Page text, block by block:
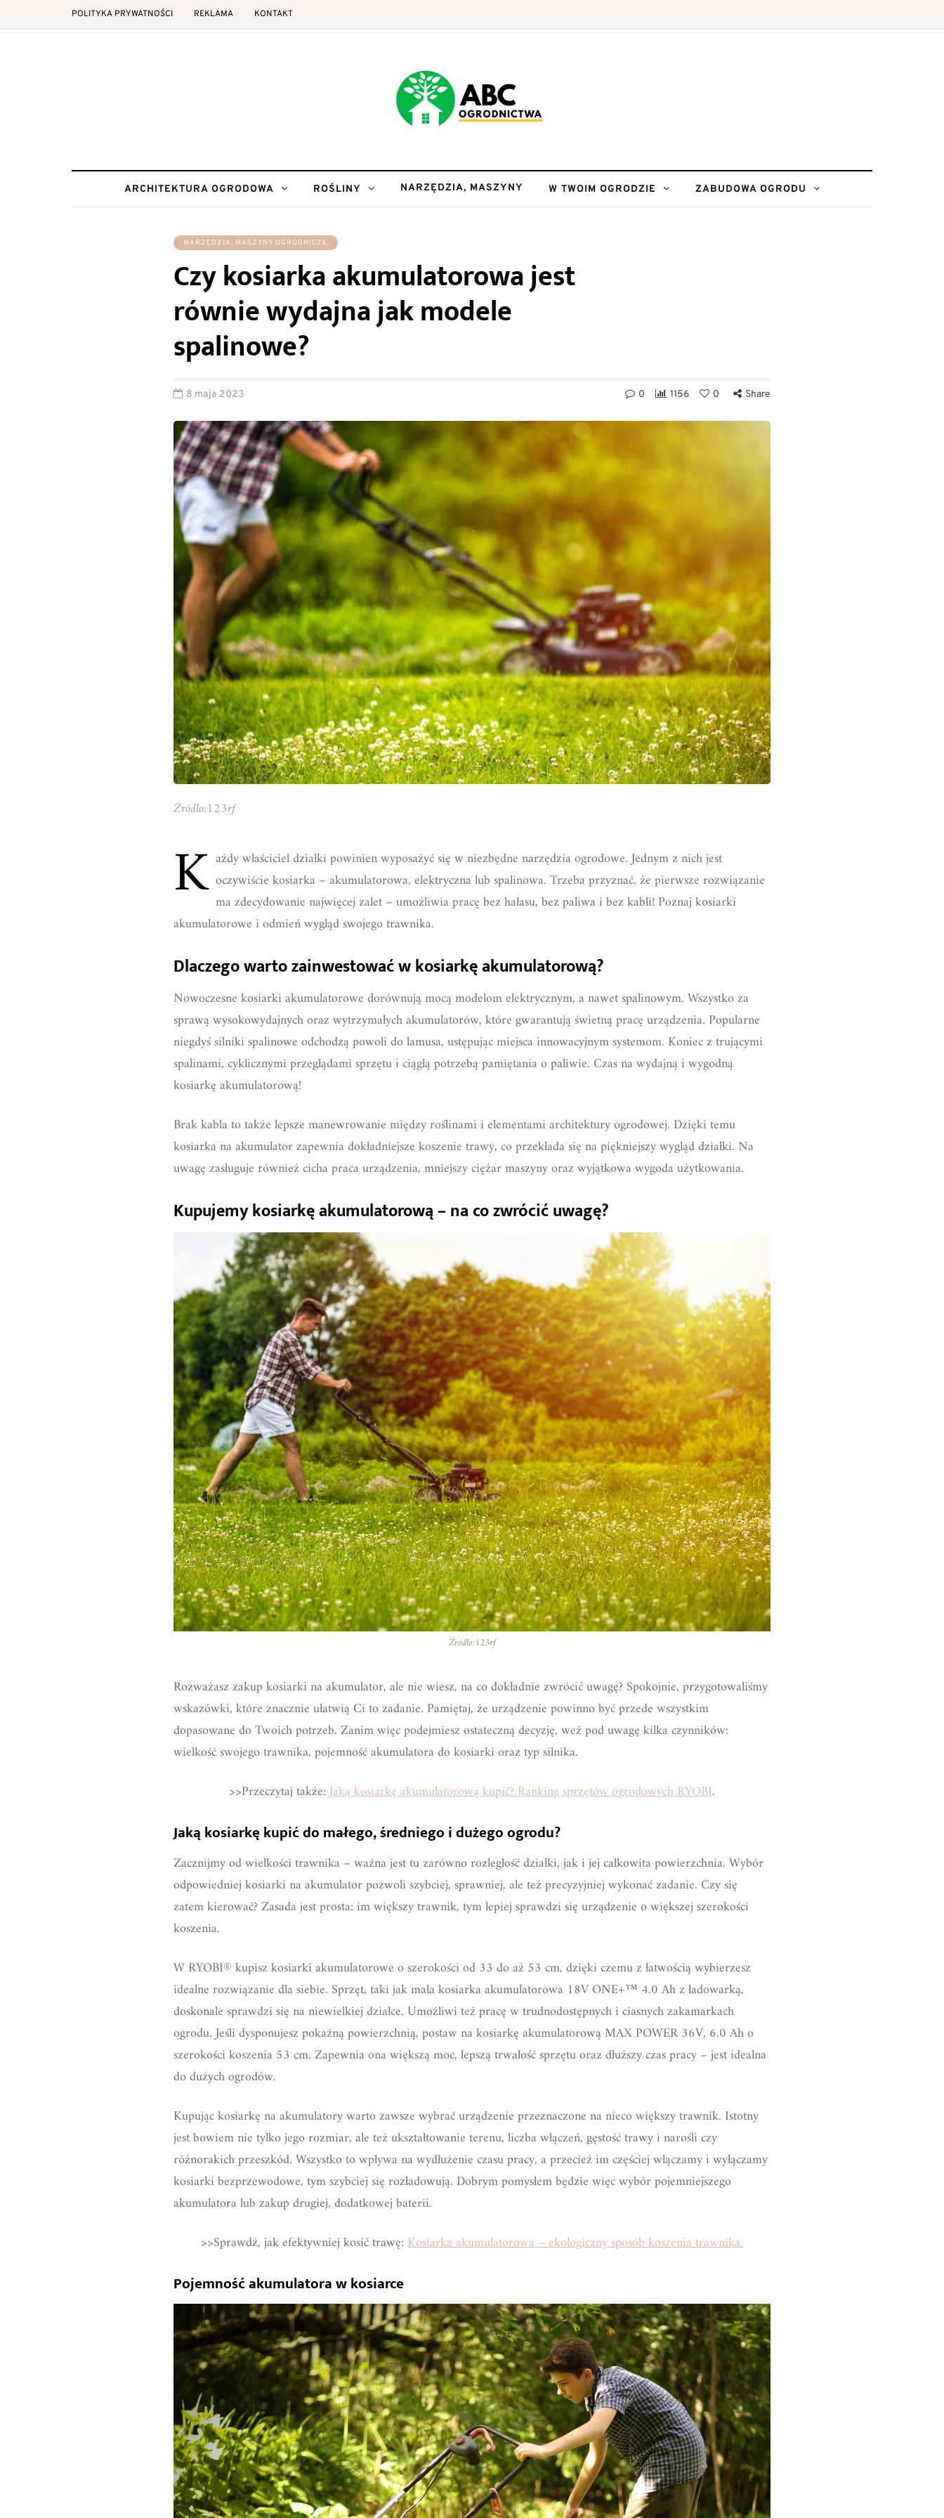
POLITYKA PRYWATNOŚCI REKLAMA KONTAKT
ARCHITEKTURA OGRODOWA ROŚLINY NARZĘDZIA, MASZYNY W TWOIM OGRODZIE ZABUDOWA OGRODU
NARZĘDZIA, MASZYNY OGRODNICZE
Czy kosiarka akumulatorowa jest
równie wydajna jak modele
spalinowe?
8 maja 2023 0 1156 0 Share
Źródło:123rf
K ażdy właściciel działki powinien wyposażyć się w niezbędne narzędzia ogrodowe. Jednym z nich jest
oczywiście kosiarka – akumulatorowa, elektryczna lub spalinowa. Trzeba przyznać, że pierwsze rozwiązanie
ma zdecydowanie najwięcej zalet – umożliwia pracę bez hałasu, bez paliwa i bez kabli! Poznaj kosiarki
akumulatorowe i odmień wygląd swojego trawnika.
Dlaczego warto zainwestować w kosiarkę akumulatorową?
Nowoczesne kosiarki akumulatorowe dorównują mocą modelom elektrycznym, a nawet spalinowym. Wszystko za
sprawą wysokowydajnych oraz wytrzymałych akumulatorów, które gwarantują świetną pracę urządzenia. Popularne
niegdyś silniki spalinowe odchodzą powoli do lamusa, ustępując miejsca innowacyjnym systemom. Koniec z trującymi
spalinami, cyklicznymi przeglądami sprzętu i ciągłą potrzebą pamiętania o paliwie. Czas na wydajną i wygodną
kosiarkę akumulatorową!
Brak kabla to także lepsze manewrowanie między roślinami i elementami architektury ogrodowej. Dzięki temu
kosiarka na akumulator zapewnia dokładniejsze koszenie trawy, co przekłada się na piękniejszy wygląd działki. Na
uwagę zasługuje również cicha praca urządzenia, mniejszy ciężar maszyny oraz wyjątkowa wygoda użytkowania.
Kupujemy kosiarkę akumulatorową – na co zwrócić uwagę?
Źródło:123rf
Rozważasz zakup kosiarki na akumulator, ale nie wiesz, na co dokładnie zwrócić uwagę? Spokojnie, przygotowaliśmy
wskazówki, które znacznie ułatwią Ci to zadanie. Pamiętaj, że urządzenie powinno być przede wszystkim
dopasowane do Twoich potrzeb. Zanim więc podejmiesz ostateczną decyzję, weź pod uwagę kilka czynników:
wielkość swojego trawnika, pojemność akumulatora do kosiarki oraz typ silnika.
>>Przeczytaj także:Jaką kosiarkę akumulatorową kupić? Ranking sprzętów ogrodowych RYOBI.
Jaką kosiarkę kupić do małego, średniego i dużego ogrodu?
Zacznijmy od wielkości trawnika – ważna jest tu zarówno rozległość działki, jak i jej całkowita powierzchnia. Wybór
odpowiedniej kosiarki na akumulator pozwoli szybciej, sprawniej, ale też precyzyjniej wykonać zadanie. Czy się
zatem kierować? Zasada jest prosta: im większy trawnik, tym lepiej sprawdzi się urządzenie o większej szerokości
koszenia.
W RYOBI® kupisz kosiarki akumulatorowe o szerokości od 33 do aż 53 cm, dzięki czemu z łatwością wybierzesz
idealne rozwiązanie dla siebie. Sprzęt, taki jak mała kosiarka akumulatorowa 18V ONE+™ 4.0 Ah z ładowarką,
doskonale sprawdzi się na niewielkiej działce. Umożliwi też pracę w trudnodostępnych i ciasnych zakamarkach
ogrodu. Jeśli dysponujesz pokaźną powierzchnią, postaw na kosiarkę akumulatorową MAX POWER 36V, 6.0 Ah o
szerokości koszenia 53 cm. Zapewnia ona większą moc, lepszą trwałość sprzętu oraz dłuższy czas pracy – jest idealna
do dużych ogrodów.
Kupując kosiarkę na akumulatory warto zawsze wybrać urządzenie przeznaczone na nieco większy trawnik. Istotny
jest bowiem nie tylko jego rozmiar, ale też ukształtowanie terenu, liczba włączeń, gęstość trawy i narośli czy
różnorakich przeszkód. Wszystko to wpływa na wydłużenie czasu pracy, a przecież im częściej włączamy i wyłączamy
kosiarki bezprzewodowe, tym szybciej się rozładowują. Dobrym pomysłem będzie więc wybór pojemniejszego
akumulatora lub zakup drugiej, dodatkowej baterii.
>>Sprawdź, jak efektywniej kosić trawę:Kosiarka akumulatorowa – ekologiczny sposób koszenia trawnika.
Pojemność akumulatora w kosiarce